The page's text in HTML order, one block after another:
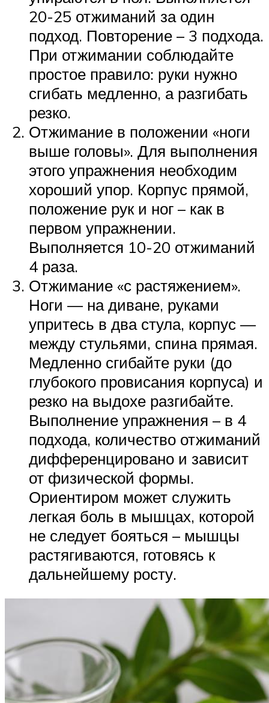
20-25 отжиманий за один
подход. Повторение – 3 подхода.
При отжимании соблюдайте
простое правило: руки нужно
сгибать медленно, а разгибать
резко.
Отжимание в положении «ноги
выше головы». Для выполнения
этого упражнения необходим
хороший упор. Корпус прямой,
положение рук и ног – как в
первом упражнении.
Выполняется 10-20 отжиманий
4 раза.­
Отжимание «с растяжением».
Ноги — на диване, руками
упритесь в два стула, корпус —
между стульями, спина прямая.
Медленно сгибайте руки (до
глубокого провисания корпуса) и
резко на выдохе разгибайте.
Выполнение упражнения – в 4
подхода, количество отжиманий
дифференцировано и зависит
от физической формы.
Ориентиром может служить
легкая боль в мышцах, которой
не следует бояться – мышцы
растягиваются, готовясь к
дальнейшему росту.­